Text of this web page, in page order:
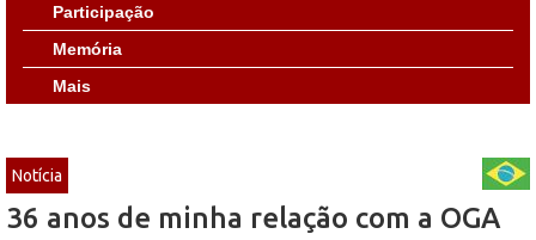
Participação
Memória
Mais
Notícia
36 anos de minha relação com a OGA